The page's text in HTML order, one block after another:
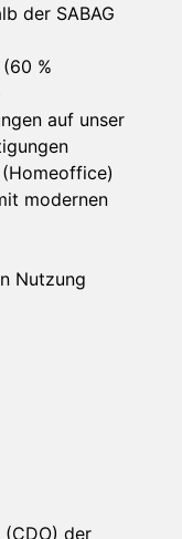
der SABAG
%
auf unser
modernen
Nutzung
der